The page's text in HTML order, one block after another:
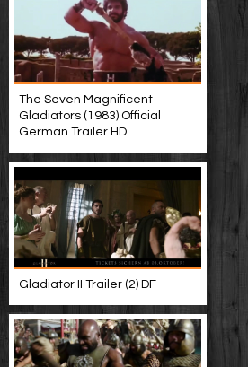
The Seven Magnificent
Gladiators (1983) Official
German Trailer HD
Gladiator II Trailer (2) DF